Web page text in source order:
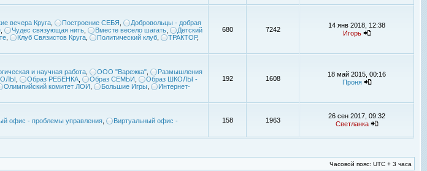
вечера Круга Построение СЕБЯ
Добровольцы - добрая
Чудес связующая нить Вместе весело шагать
Детский
Клуб Связистов Круга Политический клуб ТРАКТОР,
680 7242
14 янв 2018, 12:38
Игорь
и научная работа ООО "Варежка"
Размышления
Образ РЕБЕНКА Образ СЕМЬИ
Образ ШКОЛЫ -
Олимпийский комитет ЛОИ Большие Игры
Интернет-
192 1608
18 май 2015, 00:16
Проня
офис - проблемы управления
Виртуальный офис -
158 1963
26 сен 2017, 09:32
Светланка
Часовой пояс: UTC + 3 часа